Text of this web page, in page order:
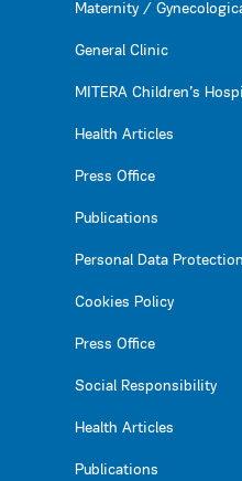
Maternity /
General Clinic
MITERA Children’s
Health Articles
Press Office
Publications
Personal Data
Cookies Policy
Press Office
Social Responsibility
Health Articles
Publications